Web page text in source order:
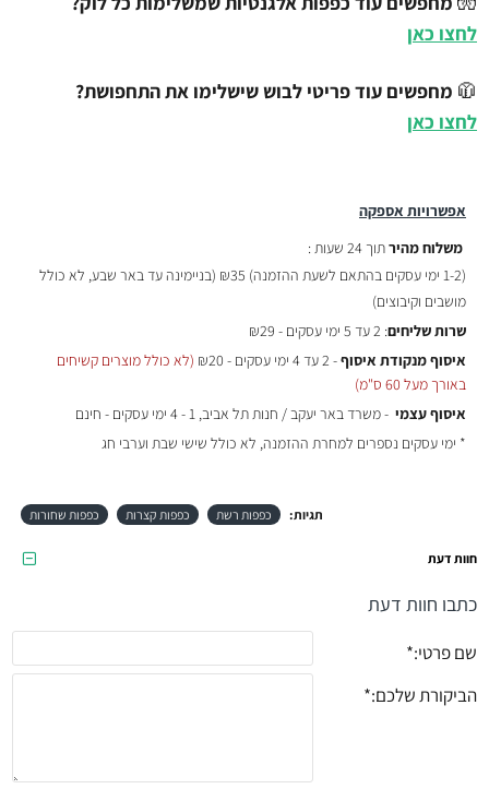
אפשרויות אספקה
משלוח מהירתוך 24 שעות :
(1-2 ימי עסקים בהתאם לשעת ההזמנה)
₪35 (בניימינה עד באר שבע, לא כולל
מושבים וקיבוצים)
שרות שליחים: 2 עד 5 ימי עסקים - ₪29
איסוף מנקודת איסוף- 2 עד 4 ימי עסקים - ₪20
(לא כולל מוצרים קשיחים
באורך מעל 60 ס"מ)
איסוף עצמי - משרד באר יעקב / חנות תל אביב, 1 - 4 ימי עסקים - חינם
* ימי עסקים נספרים למחרת ההזמנה, לא כולל שישי שבת וערבי חג
לחצו כאן
🧥 מחפשים עוד פריטי לבוש שישלימו את התחפושת?
לחצו כאן
תגיות: כפפות רשת כפפות קצרות כפפות שחורות
חוות דעת
כתבו חוות דעת
שם פרטי:
הביקורת שלכם: